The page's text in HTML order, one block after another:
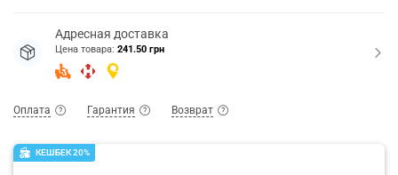
Адресная доставка
Цена товара: 241.50 грн
Оплата Гарантия Возврат
КЕШБЕК 20%